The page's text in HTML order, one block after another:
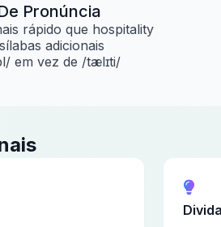
Pronúncia
rápido que hospitality
adicionais
em vez de /tælɪti/